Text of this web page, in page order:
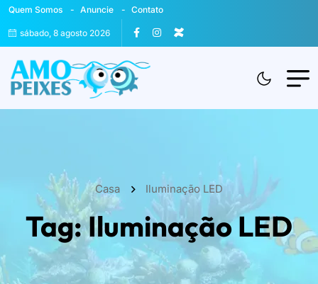
Quem Somos Anuncie Contato
sábado, 8 agosto 2026
Casa Iluminação LED
Tag:Iluminação LED